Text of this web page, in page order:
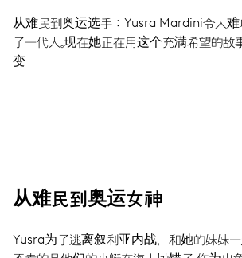
从难民到奥运选手：Yusra Mardini令人难
了一代人。现在她正在用这个充满希望的
变
从难民到奥运女神
Yusra为了逃离叙利亚内战，和她的妹妹一